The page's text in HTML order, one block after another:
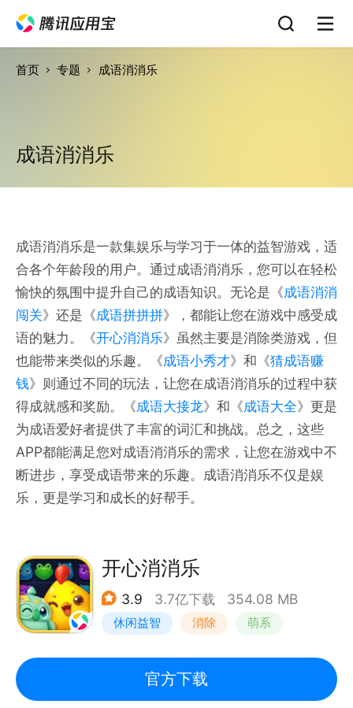
首页 专题 成语消消乐
成语消消乐
成语消消乐是一款集娱乐与学习于一体的益智游戏，适
合各个年龄段的用户。通过成语消消乐，您可以在轻松
愉快的氛围中提升自己的成语知识。无论是《成语消消
闯关》还是《成语拼拼拼》，都能让您在游戏中感受成
语的魅力。《开心消消乐》虽然主要是消除类游戏，但
也能带来类似的乐趣。《成语小秀才》和《猜成语赚
钱》则通过不同的玩法，让您在成语消消乐的过程中获
得成就感和奖励。《成语大接龙》和《成语大全》更是
为成语爱好者提供了丰富的词汇和挑战。总之，这些
APP都能满足您对成语消消乐的需求，让您在游戏中不
断进步，享受成语带来的乐趣。成语消消乐不仅是娱
乐，更是学习和成长的好帮手。
开心消消乐
3.9 3.7亿下载 354.08 MB
休闲益智 消除 萌系
官方下载